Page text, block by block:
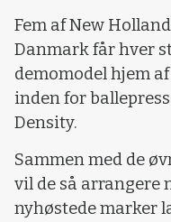
Fem af New
Danmark får hver
demomodel hjem
inden for
Density.
Sammen med de
vil de så arrangere
nyhøstede marker